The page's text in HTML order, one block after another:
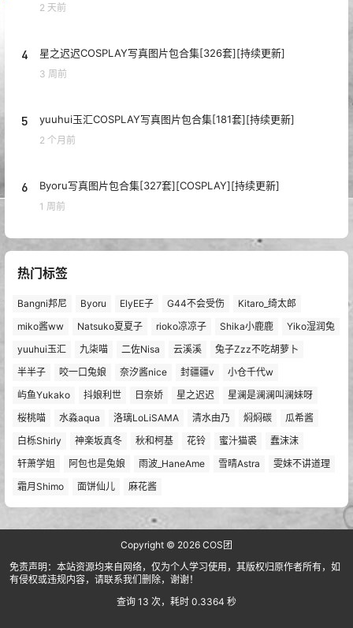
2 天前
4 星之迟迟COSPLAY写真图片包合集[326套][持续更新]
3 周前
5 yuuhui玉汇COSPLAY写真图片包合集[181套][持续更新]
2 个月前
6 Byoru写真图片包合集[327套][COSPLAY][持续更新]
1 周前
热门标签
Bangni邦尼 Byoru ElyEE子 G44不会受伤
Kitaro_绮太郎
miko酱ww
Natsuko夏夏子 rioko凉凉子 Shika小鹿鹿
Yiko湿润兔
yuuhui玉汇
九柒喵 二佐Nisa 云溪溪
兔子Zzz不吃胡萝卜
半半子
咬一口兔娘 奈汐酱nice 封疆疆v
小仓千代w
屿鱼Yukako
抖娘利世 日奈娇 星之迟迟
星澜是澜澜叫澜妹呀
桜桃喵
水淼aqua 洛璃LoLiSAMA 清水由乃 焖焖碳
瓜希酱
白栎Shirly
神楽坂真冬 秋和柯基 花铃 蜜汁猫裘
蠢沫沫
轩萧学姐
阿包也是兔娘 雨波_HaneAme 雪晴Astra
雯妹不讲道理
霜月Shimo
面饼仙儿 麻花酱
Copyright © 2026 COS团
免责声明：本站资源均来自网络，仅为个人学习使用，其版权归原作者所有，如
有侵权或违规内容，请联系我们删除，谢谢！
查询 13 次，耗时 0.3364 秒